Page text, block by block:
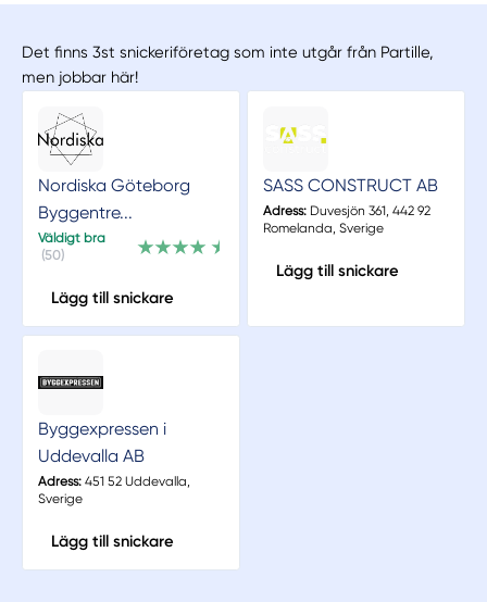
Det finns 3st snickeriföretag som inte utgår från Partille,
men jobbar här!
Nordiska Göteborg
Byggentre...
Väldigt bra
(50)
Lägg till snickare
SASS CONSTRUCT AB
Adress:Duvesjön 361, 442 92
Romelanda, Sverige
Lägg till snickare
Byggexpressen i
Uddevalla AB
Adress:451 52 Uddevalla,
Sverige
Lägg till snickare